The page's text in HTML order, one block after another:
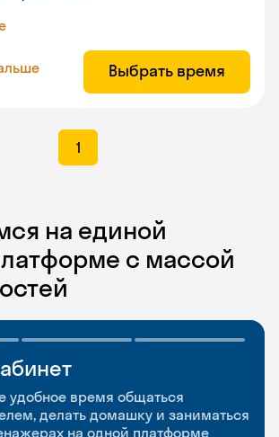
Выбрать время
1
на единой
с массой
удобное время общаться
делать домашку и заниматься
на одной платформе
и изучать новые слова где
клубы
для разговорной практики